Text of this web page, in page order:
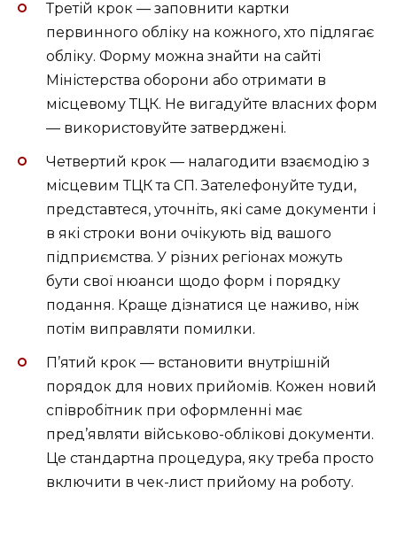
Третій крок — заповнити картки
первинного обліку на кожного, хто підлягає
обліку. Форму можна знайти на сайті
Міністерства оборони або отримати в
місцевому ТЦК. Не вигадуйте власних форм
— використовуйте затверджені.
Четвертий крок — налагодити взаємодію з
місцевим ТЦК та СП. Зателефонуйте туди,
представтеся, уточніть, які саме документи і
в які строки вони очікують від вашого
підприємства. У різних регіонах можуть
бути свої нюанси щодо форм і порядку
подання. Краще дізнатися це наживо, ніж
потім виправляти помилки.
П’ятий крок — встановити внутрішній
порядок для нових прийомів. Кожен новий
співробітник при оформленні має
пред’являти військово-облікові документи.
Це стандартна процедура, яку треба просто
включити в чек-лист прийому на роботу.